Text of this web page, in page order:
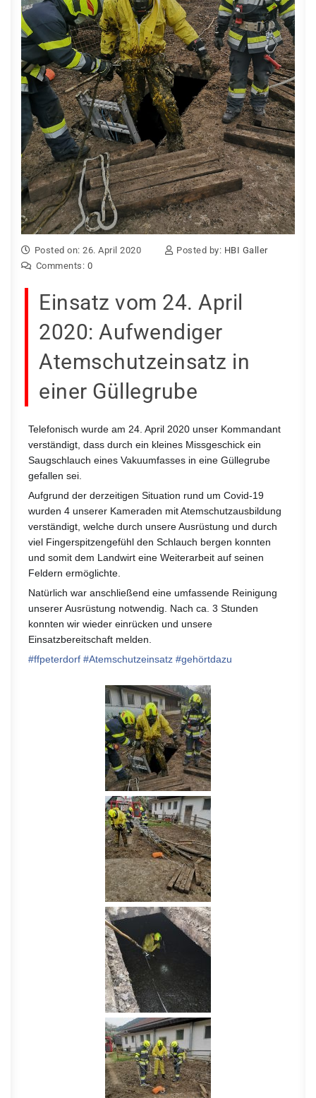
Posted on: 26. April 2020 Posted by: HBI Galler
Comments: 0
Einsatz vom 24. April
2020: Aufwendiger
Atemschutzeinsatz in
einer Güllegrube
Telefonisch wurde am 24. April 2020 unser Kommandant
verständigt, dass durch ein kleines Missgeschick ein
Saugschlauch eines Vakuumfasses in eine Güllegrube
gefallen sei.
Aufgrund der derzeitigen Situation rund um Covid-19
wurden 4 unserer Kameraden mit Atemschutzausbildung
verständigt, welche durch unsere Ausrüstung und durch
viel Fingerspitzengefühl den Schlauch bergen konnten
und somit dem Landwirt eine Weiterarbeit auf seinen
Feldern ermöglichte.
Natürlich war anschließend eine umfassende Reinigung
unserer Ausrüstung notwendig. Nach ca. 3 Stunden
konnten wir wieder einrücken und unsere
Einsatzbereitschaft melden.
#ffpeterdorf #Atemschutzeinsatz #gehörtdazu